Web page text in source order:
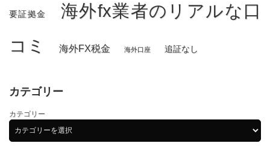
要証拠金
海外fx業者のリアルな口
コミ
海外FX税金 海外口座 追証なし
カテゴリー
カテゴリー